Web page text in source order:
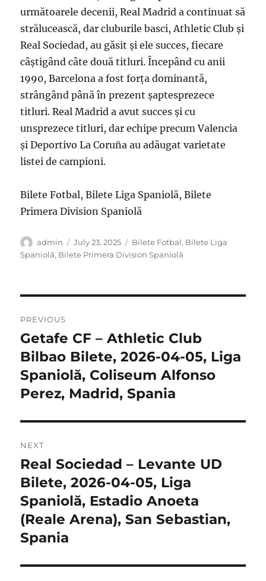
următoarele decenii, Real Madrid a continuat să
strălucească, dar cluburile basci, Athletic Club și
Real Sociedad, au găsit și ele succes, fiecare
câștigând câte două titluri. Începând cu anii
1990, Barcelona a fost forța dominantă,
strângând până în prezent șaptesprezece
titluri. Real Madrid a avut succes și cu
unsprezece titluri, dar echipe precum Valencia
și Deportivo La Coruña au adăugat varietate
listei de campioni.
Bilete Fotbal, Bilete Liga Spaniolă, Bilete
Primera Division Spaniolă
Author
admin
Posted
on
July 23, 2025 Categories
Bilete Fotbal, Bilete Liga
Spaniolă, Bilete Primera Division Spaniolă
navigation
PREVIOUS
Previous
post:
Getafe CF – Athletic Club
Bilbao Bilete, 2026-04-05, Liga
Spaniolă, Coliseum Alfonso
Perez, Madrid, Spania
NEXT
Next
post:
Real Sociedad – Levante UD
Bilete, 2026-04-05, Liga
Spaniolă, Estadio Anoeta
(Reale Arena), San Sebastian,
Spania